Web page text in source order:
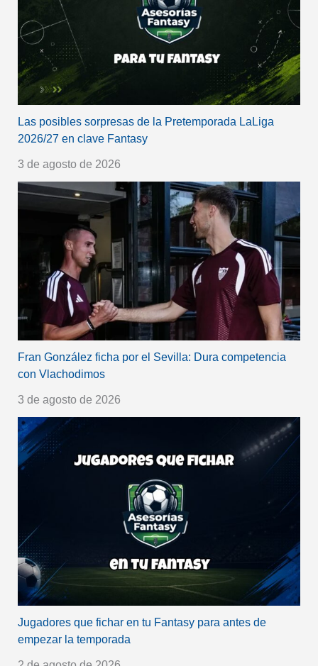
Las posibles sorpresas de la Pretemporada LaLiga
2026/27 en clave Fantasy
3 de agosto de 2026
Fran González ficha por el Sevilla: Dura competencia
con Vlachodimos
3 de agosto de 2026
Jugadores que fichar en tu Fantasy para antes de
empezar la temporada